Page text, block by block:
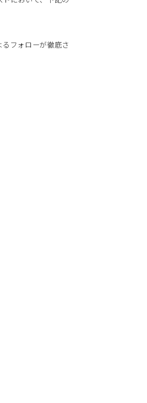
フォローが徹底さ